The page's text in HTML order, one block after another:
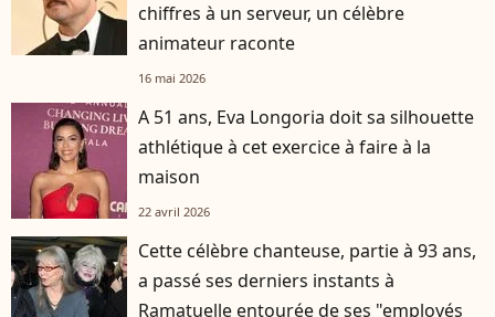
chiffres à un serveur, un célèbre
animateur raconte
16 mai 2026
A 51 ans, Eva Longoria doit sa silhouette
athlétique à cet exercice à faire à la
maison
22 avril 2026
Cette célèbre chanteuse, partie à 93 ans,
a passé ses derniers instants à
Ramatuelle entourée de ses "employés